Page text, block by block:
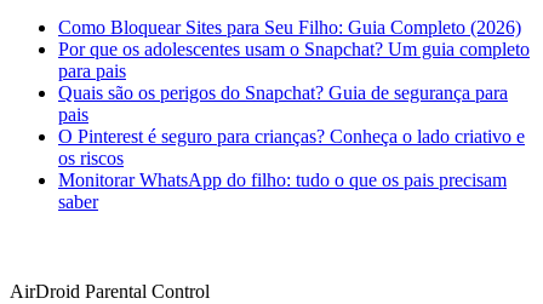
Como Bloquear Sites para Seu Filho: Guia Completo (2026)
Por que os adolescentes usam o Snapchat? Um guia completo
para pais
Quais são os perigos do Snapchat? Guia de segurança para
pais
O Pinterest é seguro para crianças? Conheça o lado criativo e
os riscos
Monitorar WhatsApp do filho: tudo o que os pais precisam
saber
AirDroid Parental Control